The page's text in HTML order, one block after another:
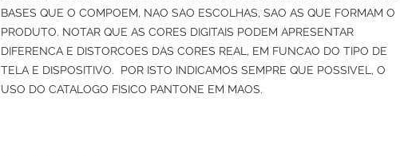
BASES QUE O COMPOEM, NAO SAO ESCOLHAS, SAO AS QUE FORMAM O
PRODUTO. NOTAR QUE AS CORES DIGITAIS PODEM APRESENTAR
DIFERENCA E DISTORCOES DAS CORES REAL, EM FUNCAO DO TIPO DE
TELA E DISPOSITIVO. POR ISTO INDICAMOS SEMPRE QUE POSSIVEL, O
USO DO CATALOGO FISICO PANTONE EM MAOS.